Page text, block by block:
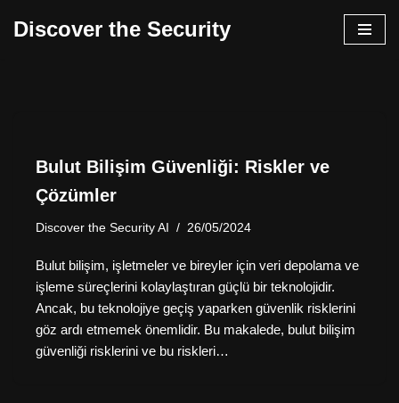
Discover the Security
Bulut Bilişim Güvenliği: Riskler ve
Çözümler
Discover the Security AI 26/05/2024
Bulut bilişim, işletmeler ve bireyler için veri depolama ve
işleme süreçlerini kolaylaştıran güçlü bir teknolojidir.
Ancak, bu teknolojiye geçiş yaparken güvenlik risklerini
göz ardı etmemek önemlidir. Bu makalede, bulut bilişim
güvenliği risklerini ve bu riskleri…